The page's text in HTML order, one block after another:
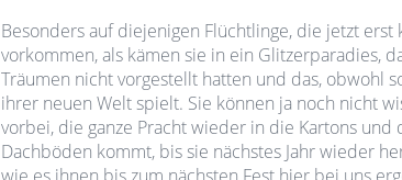
Besonders auf diejenigen Flüchtlinge, die jetzt erst
vorkommen, als kämen sie in ein Glitzerparadies,
Träumen nicht vorgestellt hatten und das, obwohl
ihrer neuen Welt spielt. Sie können ja noch nicht
vorbei, die ganze Pracht wieder in die Kartons
Dachböden kommt, bis sie nächstes Jahr wieder